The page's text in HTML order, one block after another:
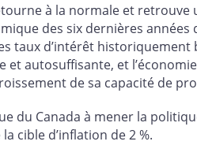
à la normale et retrouve
des six dernières années
taux d’intérêt historiquement
et autosuffisante, et
de sa capacité de
du Canada à mener la
cible d’inflation de 2 %.